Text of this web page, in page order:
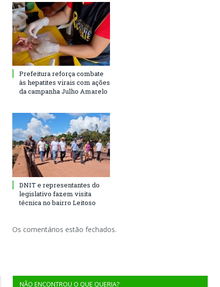
Prefeitura reforça combate
às hepatites virais com ações
da campanha Julho Amarelo
DNIT e representantes do
legislativo fazem visita
técnica no bairro Leitoso
Os comentários estão fechados.
NÃO ENCONTROU O QUE QUERIA?